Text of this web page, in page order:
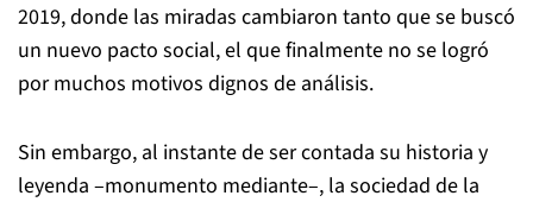
2019, donde las miradas cambiaron tanto que se buscó
un nuevo pacto social, el que finalmente no se logró
por muchos motivos dignos de análisis.
Sin embargo, al instante de ser contada su historia y
leyenda –monumento mediante–, la sociedad de la